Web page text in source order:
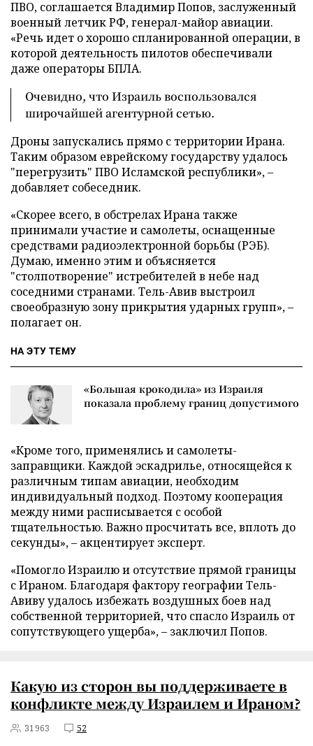
ПВО, соглашается Владимир Попов, заслуженный
военный летчик РФ, генерал-майор авиации.
«Речь идет о хорошо спланированной операции, в
которой деятельность пилотов обеспечивали
даже операторы БПЛА.
Очевидно, что Израиль воспользовался
широчайшей агентурной сетью.
Дроны запускались прямо с территории Ирана.
Таким образом еврейскому государству удалось
"перегрузить" ПВО Исламской республики», –
добавляет собеседник.
«Скорее всего, в обстрелах Ирана также
принимали участие и самолеты, оснащенные
средствами радиоэлектронной борьбы (РЭБ).
Думаю, именно этим и объясняется
"столпотворение" истребителей в небе над
соседними странами. Тель-Авив выстроил
своеобразную зону прикрытия ударных групп», –
полагает он.
НА ЭТУ ТЕМУ
«Большая крокодила» из Израиля
показала проблему границ допустимого
«Кроме того, применялись и самолеты-
заправщики. Каждой эскадрилье, относящейся к
различным типам авиации, необходим
индивидуальный подход. Поэтому кооперация
между ними расписывается с особой
тщательностью. Важно просчитать все, вплоть до
секунды», – акцентирует эксперт.
«Помогло Израилю и отсутствие прямой границы
с Ираном. Благодаря фактору географии Тель-
Авиву удалось избежать воздушных боев над
собственной территорией, что спасло Израиль от
сопутствующего ущерба», – заключил Попов.
Какую из сторон вы поддерживаете в
конфликте между Израилем и Ираном?
31963 52